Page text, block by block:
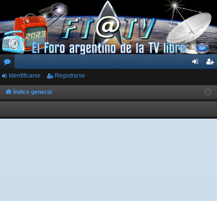
or
os
ar
ist
rs
Identificarse Registrarse
Índice general